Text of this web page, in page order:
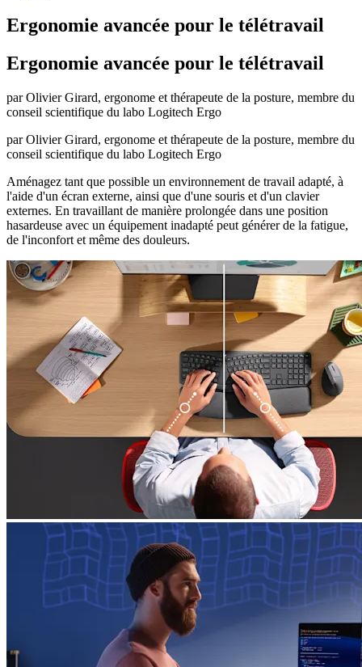
Ergonomie avancée pour le télétravail
Ergonomie avancée pour le télétravail
par Olivier Girard, ergonome et thérapeute de la posture, membre du
conseil scientifique du labo Logitech Ergo
par Olivier Girard, ergonome et thérapeute de la posture, membre du
conseil scientifique du labo Logitech Ergo
Aménagez tant que possible un environnement de travail adapté, à
l'aide d'un écran externe, ainsi que d'une souris et d'un clavier
externes. En travaillant de manière prolongée dans une position
hasardeuse avec un équipement inadapté peut générer de la fatigue,
de l'inconfort et même des douleurs.